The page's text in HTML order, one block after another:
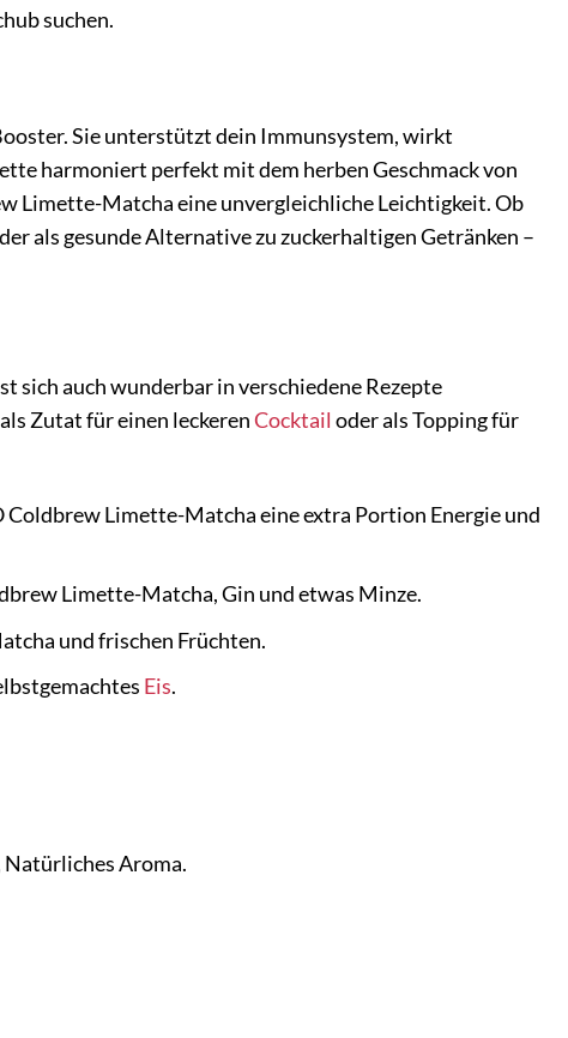
suchen.
Sie unterstützt dein Immunsystem, wirkt
harmoniert perfekt mit dem herben Geschmack von
Limette-Matcha eine unvergleichliche Leichtigkeit. Ob
als gesunde Alternative zu zuckerhaltigen Getränken –
sich auch wunderbar in verschiedene Rezepte
Zutat für einen leckerenCocktail oder als Topping für
Limette-Matcha eine extra Portion Energie und
Limette-Matcha, Gin und etwas Minze.
und frischen Früchten.
Eis.
Aroma.